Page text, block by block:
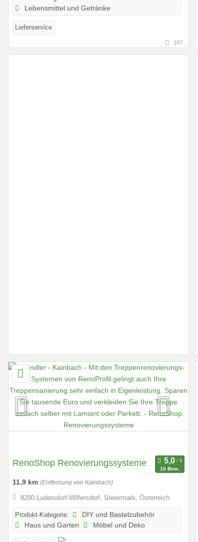
Lebensmittel und Getränke
Lieferservice
187
RenoShop Renovierungssysteme
10 Bew.
11,9 km (Entfernung von Kainbach)
8200 Ludersdorf-Wilfersdorf, Steiermark, Österreich
Produkt-Kategorie:
DIY und Bastelzubehör
Haus und Garten
Möbel und Deko